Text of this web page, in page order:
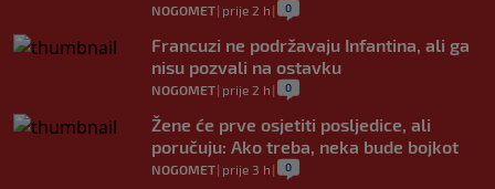
NOGOMET| prije 2 h | 0
Francuzi ne podržavaju Infantina, ali ga
nisu pozvali na ostavku
NOGOMET| prije 2 h | 0
Žene će prve osjetiti posljedice, ali
poručuju: Ako treba, neka bude bojkot
NOGOMET| prije 3 h | 0